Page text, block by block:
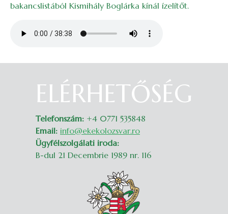
bakancslistából Kismihály Boglárka kínál ízelítőt.
ELÉRHETŐSÉG
Telefonszám: +4 0771 535848
Email: info@ekekolozsvar.ro
Ügyfélszolgálati iroda:
B-dul 21 Decembrie 1989 nr. 116